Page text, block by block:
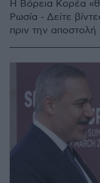
Η Βόρεια Κορέα
Ρωσία - Δείτε
πριν την αποστολή